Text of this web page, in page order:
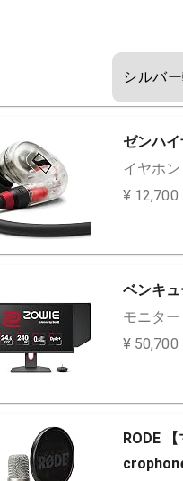
シルバ
ゼンハ
イヤホン
¥ 12,700
ベンキ
モニター
¥ 50,700
RODE